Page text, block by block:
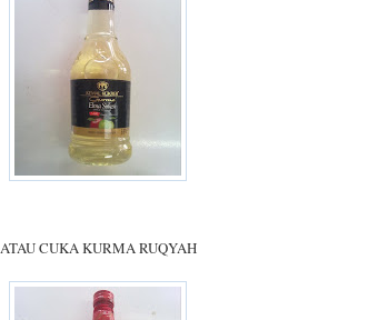
ATAU CUKA KURMA RUQYAH